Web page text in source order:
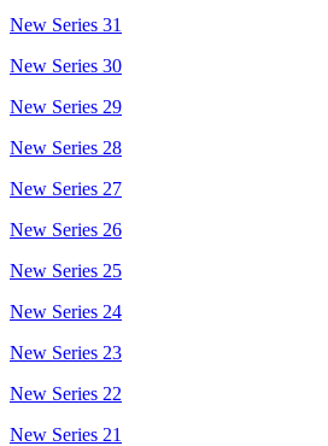
New Series 31
New Series 30
New Series 29
New Series 28
New Series 27
New Series 26
New Series 25
New Series 24
New Series 23
New Series 22
New Series 21